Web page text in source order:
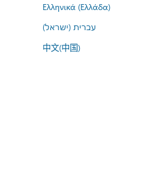
Ελληνικά (Ελλάδα)
עברית (ישראל)
中文(中国)